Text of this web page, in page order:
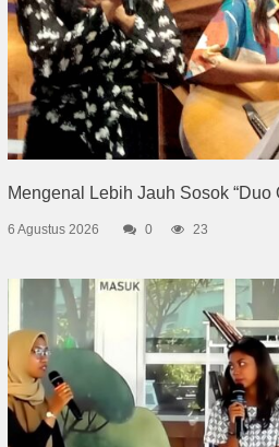
Mengenal Lebih Jauh Sosok “Duo
6 Agustus 2026 0 23